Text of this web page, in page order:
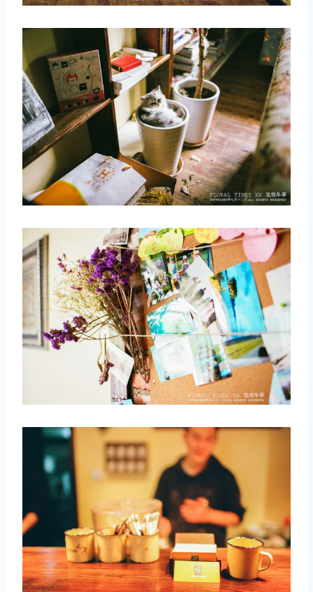
取消 搜索